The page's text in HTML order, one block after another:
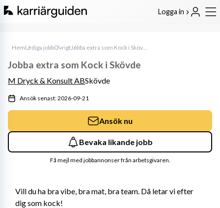
Logga in
HemLediga jobbÖvrigt Jobba extra som Kock i Skövde
Vill du ha bra vibe, bra mat, bra team. Då letar vi efter
dig som kock!
Jobba extra som Kock i Skövde
M Dryck & Konsult ABSkövde
Ansök senast: 2026-09-21
Ansök nu
Bevaka likande jobb
Få mejl med jobbannonser från arbetsgivaren.